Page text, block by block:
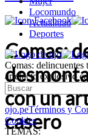
Locomundo
Actualidad
Deportes
Comas: delincuentes
artefacto explosivo
ojo.peTérminos y
Cookies
TEMAS:
Comas:
con un
casero